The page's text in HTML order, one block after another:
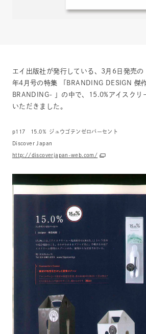
エイ出版社が発行している、3月6日発売
年4月号の特集「BRANDING DESIGN 傑
BRANDING- 」の中で、15.0%アイスクリ
いただきました。
p117 15.0％ ジュウゴテンゼロパーセント
Discover Japan
http://discoverjapan-web.com/